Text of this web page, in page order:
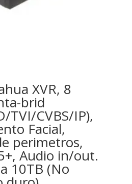
XVR, 8
brid
TVI/CVBS/IP),
Facial,
perimetros,
Audio in/out.
10TB (No